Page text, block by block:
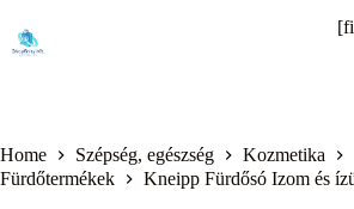
content
Home Szépség, egészség
Kozmetika
Fürdőtermékek
Kneipp Fürdősó Izom és